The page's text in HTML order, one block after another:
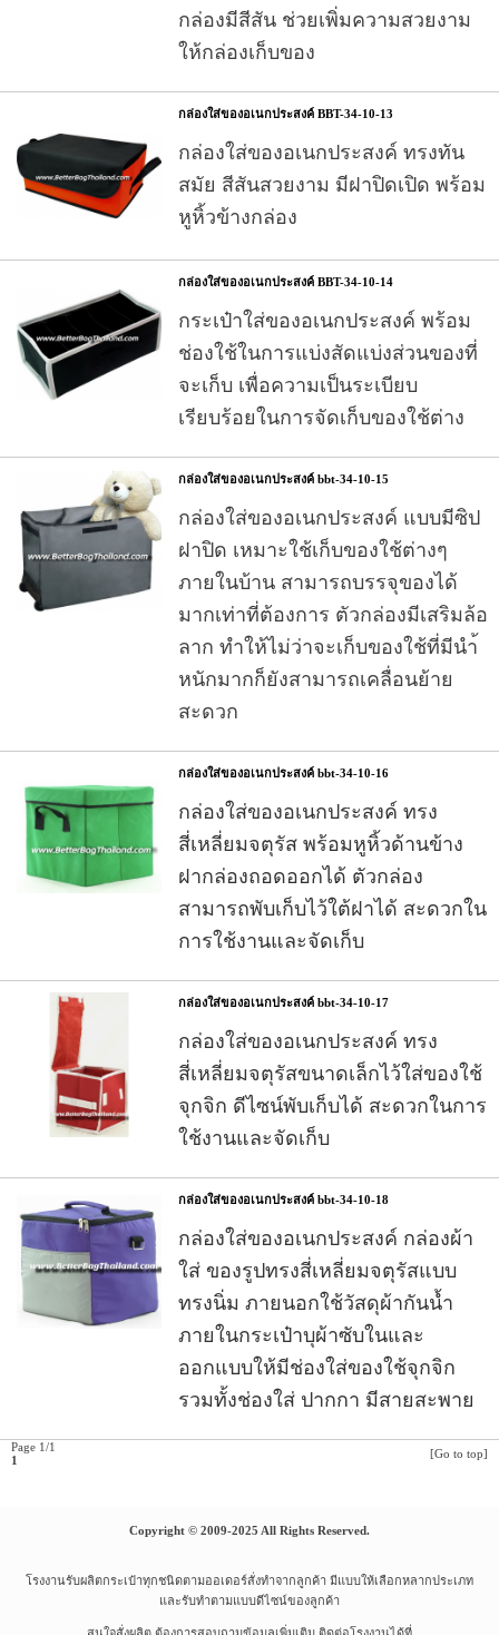
กล่องมีสีสัน ช่วยเพิ่มความสวยงาม
ให้กล่องเก็บของ
กล่องใส่ของอเนกประสงค์ BBT-34-10-13
กล่องใส่ของอเนกประสงค์ ทรงทัน
สมัย สีสันสวยงาม มีฝาปิดเปิด พร้อม
หูหิ้วข้างกล่อง
กล่องใส่ของอเนกประสงค์ BBT-34-10-14
กระเป๋าใส่ของอเนกประสงค์ พร้อม
ช่องใช้ในการแบ่งสัดแบ่งส่วนของที่
จะเก็บ เพื่อความเป็นระเบียบ
เรียบร้อยในการจัดเก็บของใช้ต่าง
กล่องใส่ของอเนกประสงค์ bbt-34-10-15
กล่องใส่ของอเนกประสงค์ แบบมีซิป
ฝาปิด เหมาะใช้เก็บของใช้ต่างๆ
ภายในบ้าน สามารถบรรจุของได้
มากเท่าที่ต้องการ ตัวกล่องมีเสริมล้อ
ลาก ทำให้ไม่ว่าจะเก็บของใช้ที่มีนำ้
หนักมากก็ยังสามารถเคลื่อนย้าย
สะดวก
กล่องใส่ของอเนกประสงค์ bbt-34-10-16
กล่องใส่ของอเนกประสงค์ ทรง
สี่เหลี่ยมจตุรัส พร้อมหูหิ้วด้านข้าง
ฝากล่องถอดออกได้ ตัวกล่อง
สามารถพับเก็บไว้ใต้ฝาได้ สะดวกใน
การใช้งานและจัดเก็บ
กล่องใส่ของอเนกประสงค์ bbt-34-10-17
กล่องใส่ของอเนกประสงค์ ทรง
สี่เหลี่ยมจตุรัสขนาดเล็กไว้ใส่ของใช้
จุกจิก ดีไซน์พับเก็บได้ สะดวกในการ
ใช้งานและจัดเก็บ
กล่องใส่ของอเนกประสงค์ bbt-34-10-18
กล่องใส่ของอเนกประสงค์ กล่องผ้า
ใส่ ของรูปทรงสี่เหลี่ยมจตุรัสแบบ
ทรงนิ่ม ภายนอกใช้วัสดุผ้ากันน้ำ
ภายในกระเป๋าบุผ้าซับในและ
ออกแบบให้มีช่องใส่ของใช้จุกจิก
รวมทั้งช่องใส่ ปากกา มีสายสะพาย
Page 1/1
1
[Go to top]
Copyright © 2009-2025 All Rights Reserved.
โรงงานรับผลิตกระเป๋าทุกชนิดตามออเดอร์สั่งทำจากลูกค้า มีแบบให้เลือกหลากประเภท
และรับทำตามแบบดีไซน์ของลูกค้า